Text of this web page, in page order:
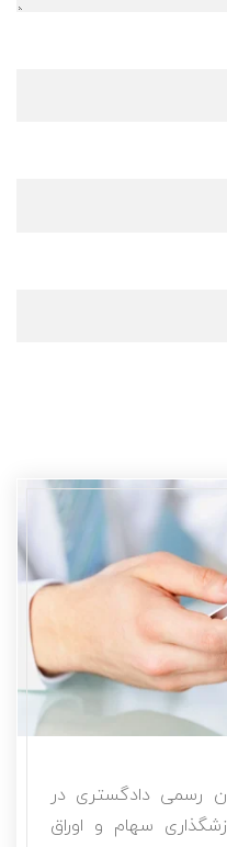
رسمی دادگستری در
سهام و اوراق